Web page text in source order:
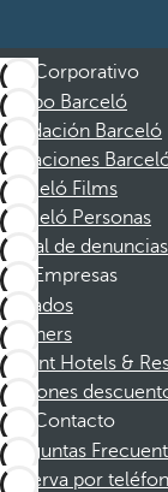
Corporativo
Grupo Barceló
Fundación Barceló
Vacaciones
Barceló Films
Barceló Personas
Canal de denuncias
Empresas
Afiliados
Partners
Dorint Hotels &
Cupones
Contacto
Preguntas
Reserva por